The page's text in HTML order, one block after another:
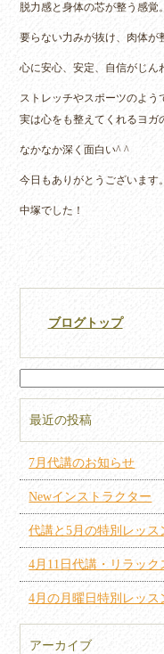
脱力感と身体の芯が整う感覚。
要らない力みが抜け、肉体が
心に安心、安定、自信がじん
ストレッチやスポーツのよう
実は心をも整えてくれるヨガ
なかなか深く面白い^ ^
今日もありがとうございます。
中塚でした！
ブログトップ
最近の投稿
7月代講のお知らせ
Newインストラクター
代講と5月の特別レッス
4月11日代講・リラッ
4月の月曜日特別レッス
アーカイブ